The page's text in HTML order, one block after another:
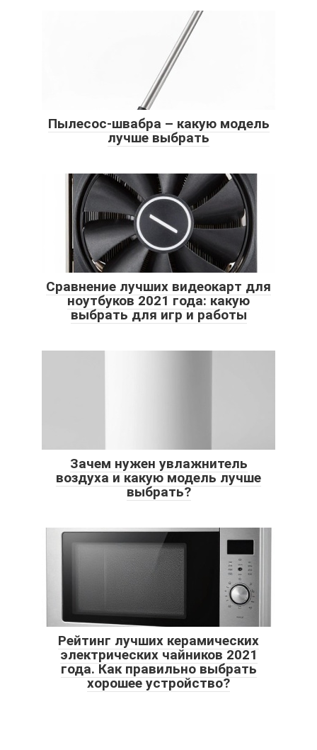
Пылесос-швабра – какую модель
лучше выбрать
Сравнение лучших видеокарт для
ноутбуков 2021 года: какую
выбрать для игр и работы
Зачем нужен увлажнитель
воздуха и какую модель лучше
выбрать?
Рейтинг лучших керамических
электрических чайников 2021
года. Как правильно выбрать
хорошее устройство?